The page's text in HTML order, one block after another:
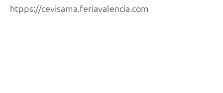
htpps://cevisama.feriavalencia.com